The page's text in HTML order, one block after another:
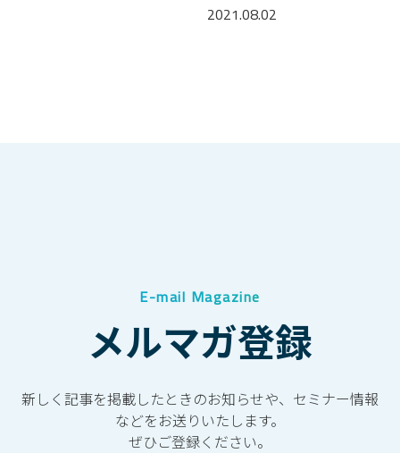
2021.08.02
E-mail Magazine
メルマガ登録
新しく記事を掲載したときのお知らせや、セミナー情報
などをお送りいたします。
ぜひご登録ください。